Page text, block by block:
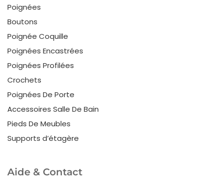
Poignées
Boutons
Poignée Coquille
Poignées Encastrées
Poignées Profilées
Crochets
Poignées De Porte
Accessoires Salle De Bain
Pieds De Meubles
Supports d’étagère
Aide & Contact